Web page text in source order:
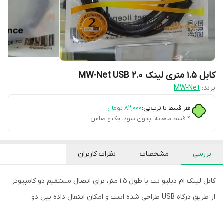
کابل 1.5 متری لینک MW-Net USB 2.0
برند: MW-Net
هر قسط با ترب‌پی:۸۲٬۰۰۰ تومان
۴ قسط ماهانه. بدون سود، چک و ضامن.
بررسی مشخصات نظرات کاربران
کابل لینک ام دبلیو نت با طول 1.5 متر، برای اتصال مستقیم دو کامپیوتر
از طریق درگاه USB طراحی شده است و امکان انتقال داده بین دو